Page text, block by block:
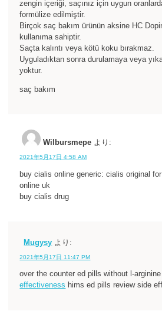
zengin içeriği, saçınız için uygun
formülize edilmiştir.
Birçok saç bakım ürünün aksine HC
kullanıma sahiptir.
Saçta kalıntı veya kötü koku bırakmaz.
Uyguladıktan sonra durulamaya veya
yoktur.
saç bakım
Wilbursmepe より:
2021年5月17日 4:58 AM
buy cialis online generic: cialis original
online uk
buy cialis drug
Mugysy より:
2021年5月17日 11:47 PM
over the counter ed pills without l-
effectiveness hims ed pills review side